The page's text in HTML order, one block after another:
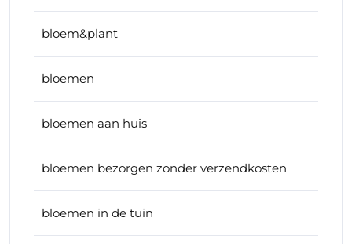
bloem&plant
bloemen
bloemen aan huis
bloemen bezorgen zonder verzendkosten
bloemen in de tuin